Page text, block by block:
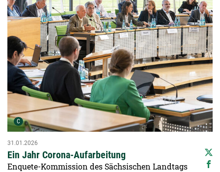
C Urheber der Grafik:
Ein Jahr Corona-Aufarbeitung
31.01.2026
Enquete-Kommission des Sächsischen Landtags